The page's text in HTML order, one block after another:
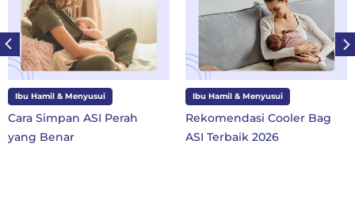
Ibu Hamil & Menyusui
Rekomendasi Cooler Bag
ASI Terbaik 2026
Ibu dan Anak
10 Perlengkapan Sekolah
SD Kelas 1 di Tahun Ajaran